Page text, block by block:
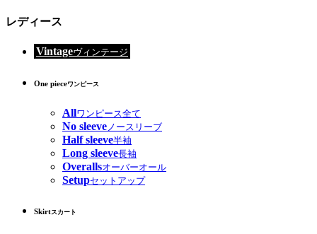
レディース
Vintageヴィンテージ
One pieceワンピース
Allワンピース全て
No sleeve ノースリーブ
Half sleeve半袖
Long sleeve長袖
Overallsオーバーオール
Setupセットアップ
Skirtスカート